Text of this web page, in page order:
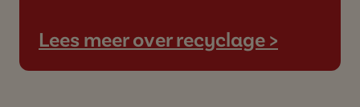
Lees meer over recyclage >